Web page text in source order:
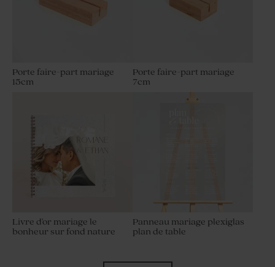
Porte faire-part mariage
15cm
Porte faire-part mariage
7cm
Livre d'or mariage le
bonheur sur fond nature
Panneau mariage plexiglas
plan de table